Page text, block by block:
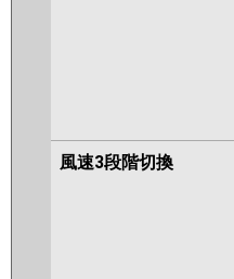
風速3段階切換